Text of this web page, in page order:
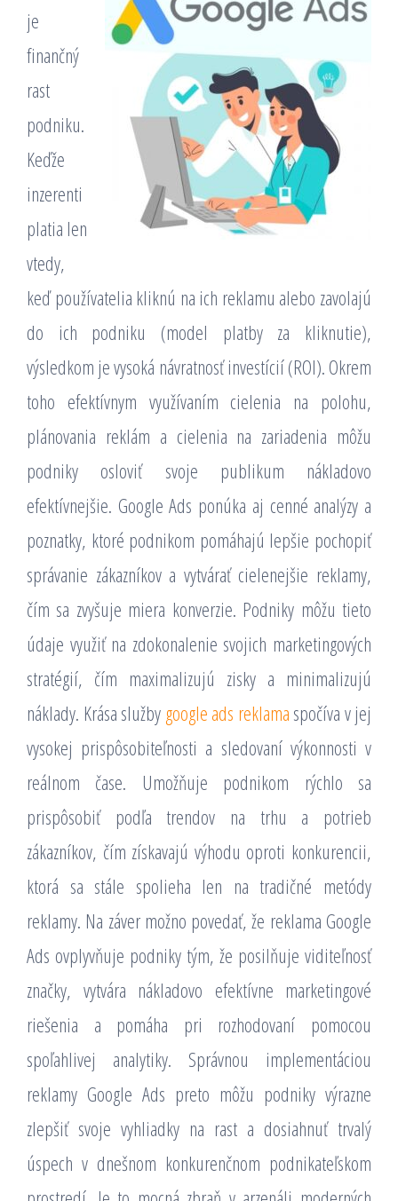
je
finančný
rast
podniku.
Keďže
inzerenti
platia len
vtedy,
keď používatelia kliknú na ich reklamu alebo zavolajú
do ich podniku (model platby za kliknutie),
výsledkom je vysoká návratnosť investícií (ROI). Okrem
toho efektívnym využívaním cielenia na polohu,
plánovania reklám a cielenia na zariadenia môžu
podniky osloviť svoje publikum nákladovo
efektívnejšie. Google Ads ponúka aj cenné analýzy a
poznatky, ktoré podnikom pomáhajú lepšie pochopiť
správanie zákazníkov a vytvárať cielenejšie reklamy,
čím sa zvyšuje miera konverzie. Podniky môžu tieto
údaje využiť na zdokonalenie svojich marketingových
stratégií, čím maximalizujú zisky a minimalizujú
náklady. Krása služby google ads reklama spočíva v jej
vysokej prispôsobiteľnosti a sledovaní výkonnosti v
reálnom čase. Umožňuje podnikom rýchlo sa
prispôsobiť podľa trendov na trhu a potrieb
zákazníkov, čím získavajú výhodu oproti konkurencii,
ktorá sa stále spolieha len na tradičné metódy
reklamy. Na záver možno povedať, že reklama Google
Ads ovplyvňuje podniky tým, že posilňuje viditeľnosť
značky, vytvára nákladovo efektívne marketingové
riešenia a pomáha pri rozhodovaní pomocou
spoľahlivej analytiky. Správnou implementáciou
reklamy Google Ads preto môžu podniky výrazne
zlepšiť svoje vyhliadky na rast a dosiahnuť trvalý
úspech v dnešnom konkurenčnom podnikateľskom